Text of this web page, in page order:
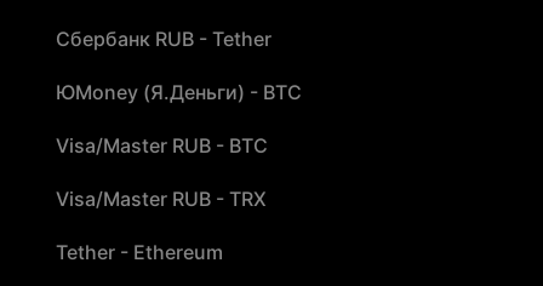
Сбербанк RUB - Tether
ЮMoney (Я.Деньги) - BTC
Visa/Master RUB - BTC
Visa/Master RUB - TRX
Tether - Ethereum